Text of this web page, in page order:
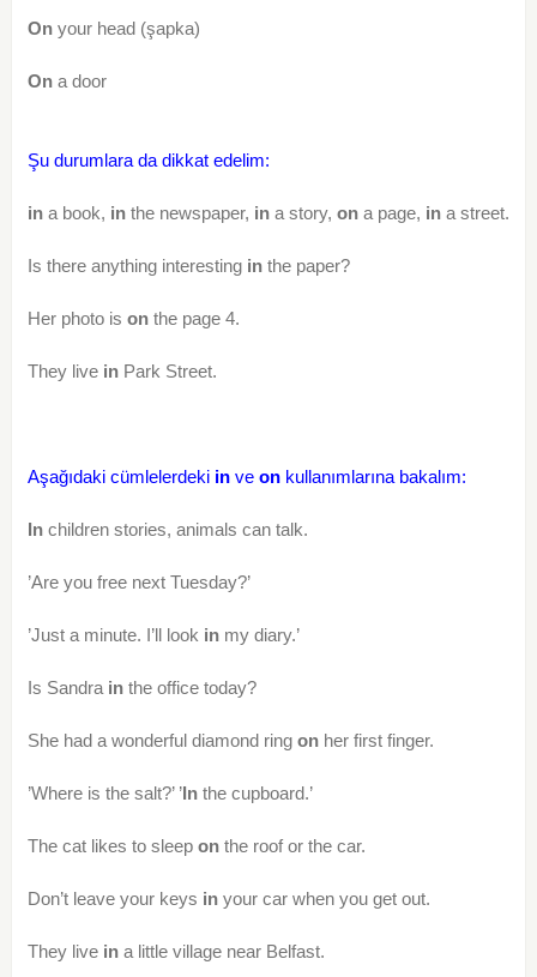
On your head (şapka)
On a door
Şu durumlara da dikkat edelim:
in a book, in the newspaper, in a story, on a page, in a street.
Is there anything interesting inthe paper?
Her photo is onthe page 4.
They live inPark Street.
Aşağıdaki cümlelerdeki inve onkullanımlarına bakalım:
In children stories, animals can talk.
’Are you free next Tuesday?’
’Just a minute. I’ll look inmy diary.’
Is Sandra inthe office today?
She had a wonderful diamond ring onher first finger.
’Where is the salt?’ ’Inthe cupboard.’
The cat likes to sleep onthe roof or the car.
Don’t leave your keys inyour car when you get out.
They live ina little village near Belfast.